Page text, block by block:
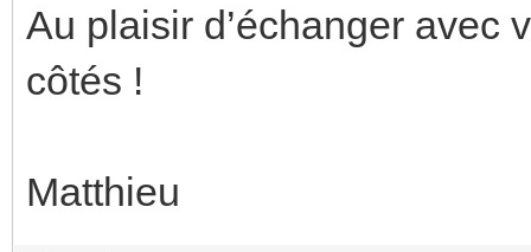
Au plaisir d’échanger avec
côtés !
Matthieu